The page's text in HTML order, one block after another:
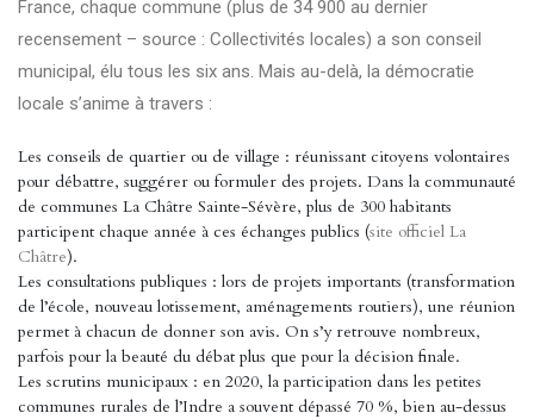
France, chaque commune (plus de 34 900 au dernier
recensement – source : Collectivités locales) a son conseil
municipal, élu tous les six ans. Mais au-delà, la démocratie
locale s’anime à travers :
Les conseils de quartier ou de village : réunissant citoyens volontaires
pour débattre, suggérer ou formuler des projets. Dans la communauté
de communes La Châtre Sainte-Sévère, plus de 300 habitants
participent chaque année à ces échanges publics (site officiel La
Châtre).
Les consultations publiques : lors de projets importants (transformation
de l’école, nouveau lotissement, aménagements routiers), une réunion
permet à chacun de donner son avis. On s’y retrouve nombreux,
parfois pour la beauté du débat plus que pour la décision finale.
Les scrutins municipaux : en 2020, la participation dans les petites
communes rurales de l’Indre a souvent dépassé 70 %, bien au-dessus